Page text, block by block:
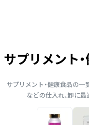
サプリメント
サプリメント・健康食品の一
などの仕入れ、卸に